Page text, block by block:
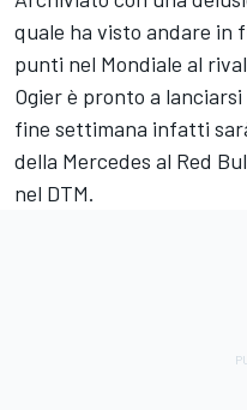
quale ha visto andare in
punti nel Mondiale al
Ogier è pronto a
fine settimana infatti
della Mercedes al Red
nel DTM.